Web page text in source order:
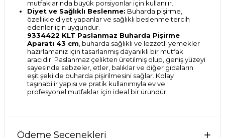
mutfaklarında büyük porsiyonlar için kullanılır.
Diyet ve Sağlıklı Beslenme: Buharda pişirme,
özellikle diyet yapanlar ve sağlıklı beslenme tercih
edenler için uygundur.
9334422 KLT Paslanmaz Buharda Pişirme
Aparatı 43 cm , buharda sağlıklı ve lezzetli yemekler
hazırlamanız için tasarlanmış dayanıklı bir mutfak
aracıdır. Paslanmaz çelikten üretilmiş olup, geniş yüzeyi
sayesinde sebzeler, etler, balıklar ve diğer gıdaların
eşit şekilde buharda pişirilmesini sağlar. Kolay
taşınabilir yapısı ve pratik kullanımıyla ev ve
profesyonel mutfaklar için ideal bir üründür.
Ödeme Seçenekleri